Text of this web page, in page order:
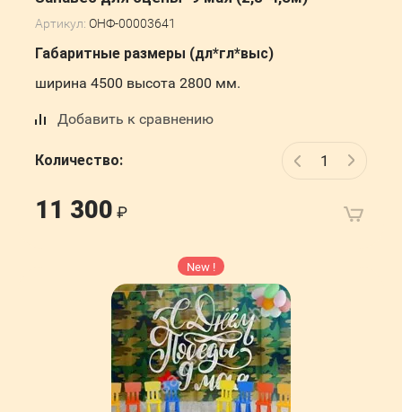
Артикул: ОНФ-00003641
Габаритные размеры (дл*гл*выс)
ширина 4500 высота 2800 мм.
Добавить к сравнению
Количество:
11 300
New !